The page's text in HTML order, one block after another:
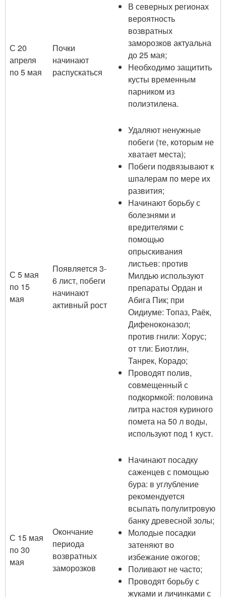
С 20
апреля
по 5 мая
Почки
начинают
распускаться
В северных регионах
вероятность
возвратных
заморозков актуальна
до 25 мая;
Необходимо защитить
кусты временным
парником из
полиэтилена.
С 5 мая
по 15
мая
Появляется 3-
6 лист, побеги
начинают
активный рост
Удаляют ненужные
побеги (те, которым не
хватает места);
Побеги подвязывают к
шпалерам по мере их
развития;
Начинают борьбу с
болезнями и
вредителями с
помощью
опрыскивания
листьев: против
Милдью используют
препараты Ордан и
Абига Пик; при
Оидиуме: Топаз, Раёк,
Дифеноконазол;
против гнили: Хорус;
от тли: Биотлин,
Танрек, Корадо;
Проводят полив,
совмещенный с
подкормкой: половина
литра настоя куриного
помета на 50 л воды,
используют под 1 куст.
С 15 мая
по 30
мая
Окончание
периода
возвратных
заморозков
Начинают посадку
саженцев с помощью
бура: в углубление
рекомендуется
всыпать полулитровую
банку древесной золы;
Молодые посадки
затеняют во
избежание ожогов;
Поливают не часто;
Проводят борьбу с
жуками и личинками с